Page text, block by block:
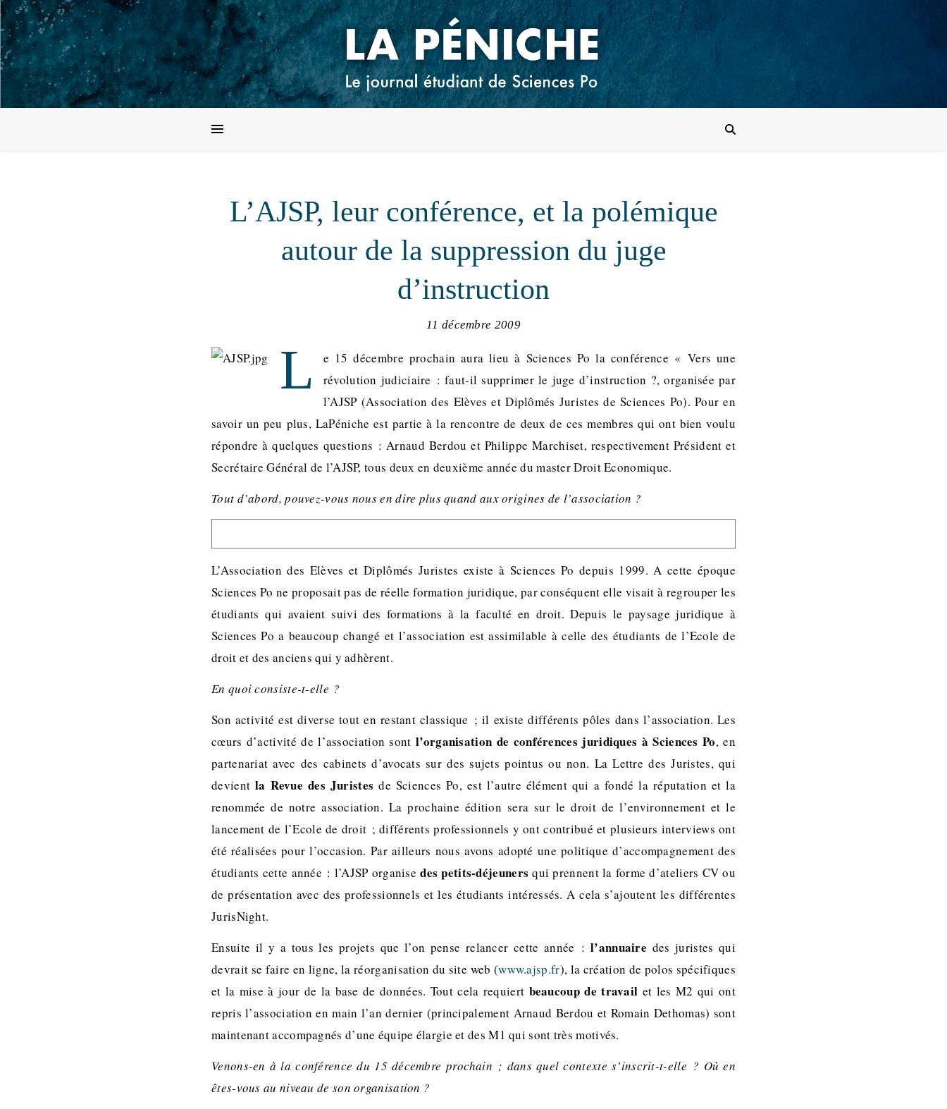
L’AJSP, leur conférence, et la polémique
autour de la suppression du juge
d’instruction
11 décembre 2009
L
e 15 décembre prochain aura lieu à Sciences Po la conférence « Vers une
révolution judiciaire : faut-il supprimer le juge d’instruction ?, organisée par
l’AJSP (Association des Elèves et Diplômés Juristes de Sciences Po). Pour en
savoir un peu plus, LaPéniche est partie à la rencontre de deux de ces membres qui ont bien voulu
répondre à quelques questions : Arnaud Berdou et Philippe Marchiset, respectivement Président et
Secrétaire Général de l’AJSP, tous deux en deuxième année du master Droit Economique.
Tout d’abord, pouvez-vous nous en dire plus quand aux origines de l’association ?
L’Association des Elèves et Diplômés Juristes existe à Sciences Po depuis 1999. A cette époque
Sciences Po ne proposait pas de réelle formation juridique, par conséquent elle visait à regrouper les
étudiants qui avaient suivi des formations à la faculté en droit. Depuis le paysage juridique à
Sciences Po a beaucoup changé et l’association est assimilable à celle des étudiants de l’Ecole de
droit et des anciens qui y adhèrent.
En quoi consiste-t-elle ?
Son activité est diverse tout en restant classique ; il existe différents pôles dans l’association. Les
cœurs d’activité de l’association sontl’organisation de conférences juridiques à Sciences Po, en
partenariat avec des cabinets d’avocats sur des sujets pointus ou non. La Lettre des Juristes, qui
devientla Revue des Juristes de Sciences Po, est l’autre élément qui a fondé la réputation et la
renommée de notre association. La prochaine édition sera sur le droit de l’environnement et le
lancement de l’Ecole de droit ; différents professionnels y ont contribué et plusieurs interviews ont
été réalisées pour l’occasion. Par ailleurs nous avons adopté une politique d’accompagnement des
étudiants cette année : l’AJSP organisedes petits-déjeuners qui prennent la forme d’ateliers CV ou
de présentation avec des professionnels et les étudiants intéressés. A cela s’ajoutent les différentes
JurisNight.
Ensuite il y a tous les projets que l’on pense relancer cette année :l’annuaire des juristes qui
devrait se faire en ligne, la réorganisation du site web (www.ajsp.fr), la création de polos spécifiques
et la mise à jour de la base de données. Tout cela requiert beaucoup de travail et les M2 qui ont
repris l’association en main l’an dernier (principalement Arnaud Berdou et Romain Dethomas) sont
maintenant accompagnés d’une équipe élargie et des M1 qui sont très motivés.
Venons-en à la conférence du 15 décembre prochain ; dans quel contexte s’inscrit-t-elle ? Où en
êtes-vous au niveau de son organisation ?